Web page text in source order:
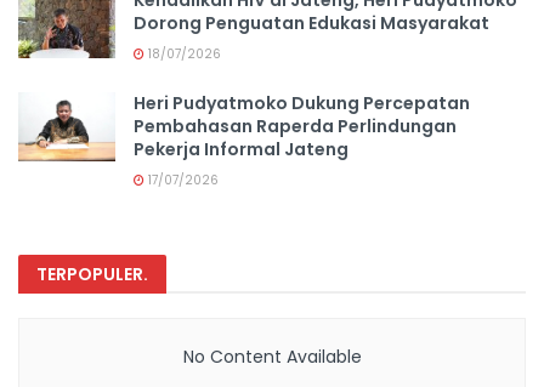
Dorong Penguatan Edukasi Masyarakat
18/07/2026
Heri Pudyatmoko Dukung Percepatan
Pembahasan Raperda Perlindungan
Pekerja Informal Jateng
17/07/2026
TERPOPULER.
No Content Available